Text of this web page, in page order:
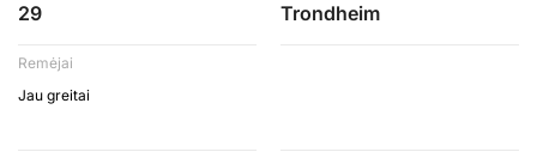
29 Trondheim
Remėjai
Jau greitai